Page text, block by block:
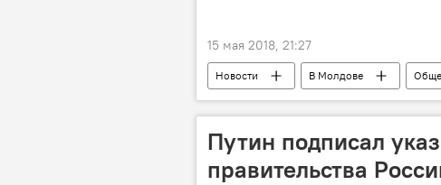
15 мая 2018, 21:27
Новости В Молдове
кандидаты
наблюдатели
Путин подписал
правительства